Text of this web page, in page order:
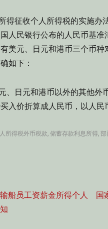
得征收个人所得税的实施办
人民银行公布的人民币基
美元、日元和港币三个币
如下：
、日元和港币以外的其他外
入价折算成人民币，以人民
所得税外币税款, 储蓄存款利息所得, 部
船员工资薪金所得个人
Next
国